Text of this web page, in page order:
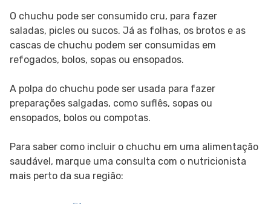
O chuchu pode ser consumido cru, para fazer
saladas, picles ou sucos. Já as folhas, os brotos e as
cascas de chuchu podem ser consumidas em
refogados, bolos, sopas ou ensopados.
A polpa do chuchu pode ser usada para fazer
preparações salgadas, como suflês, sopas ou
ensopados, bolos ou compotas.
Para saber como incluir o chuchu em uma alimentação
saudável, marque uma consulta com o nutricionista
mais perto da sua região: